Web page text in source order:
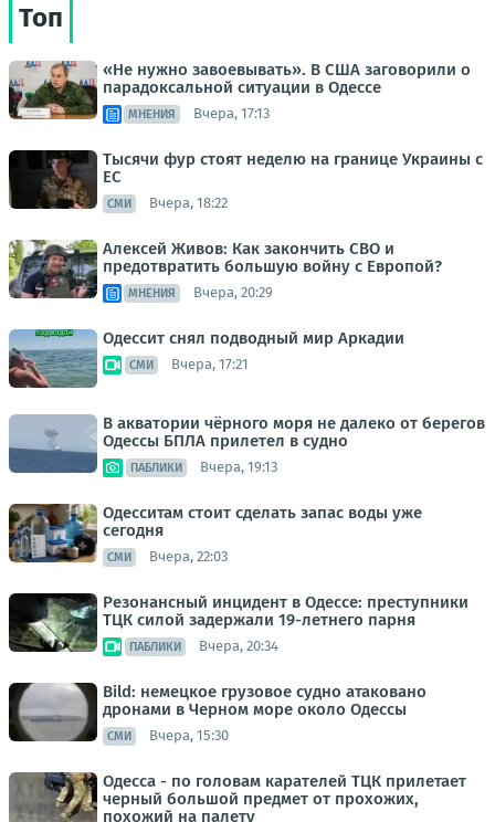
Топ
«Не нужно завоевывать». В США заговорили о
парадоксальной ситуации в Одессе
МНЕНИЯ Вчера, 17:13
Тысячи фур стоят неделю на границе Украины с
ЕС
СМИ Вчера, 18:22
Алексей Живов: Как закончить СВО и
предотвратить большую войну с Европой?
МНЕНИЯ Вчера, 20:29
Одессит снял подводный мир Аркадии
СМИ Вчера, 17:21
В акватории чёрного моря не далеко от берегов
Одессы БПЛА прилетел в судно
ПАБЛИКИ Вчера, 19:13
Одесситам стоит сделать запас воды уже
сегодня
СМИ Вчера, 22:03
Резонансный инцидент в Одессе: преступники
ТЦК силой задержали 19-летнего парня
ПАБЛИКИ Вчера, 20:34
Bild: немецкое грузовое судно атаковано
дронами в Черном море около Одессы
СМИ Вчера, 15:30
Одесса - по головам карателей ТЦК прилетает
черный большой предмет от прохожих,
похожий на палету